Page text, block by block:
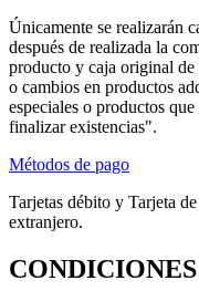
Únicamente se realizarán
después de realizada la
producto y caja original
o cambios en productos
especiales o productos
finalizar existencias".
Métodos de pago
Tarjetas débito y Tarjeta
extranjero.